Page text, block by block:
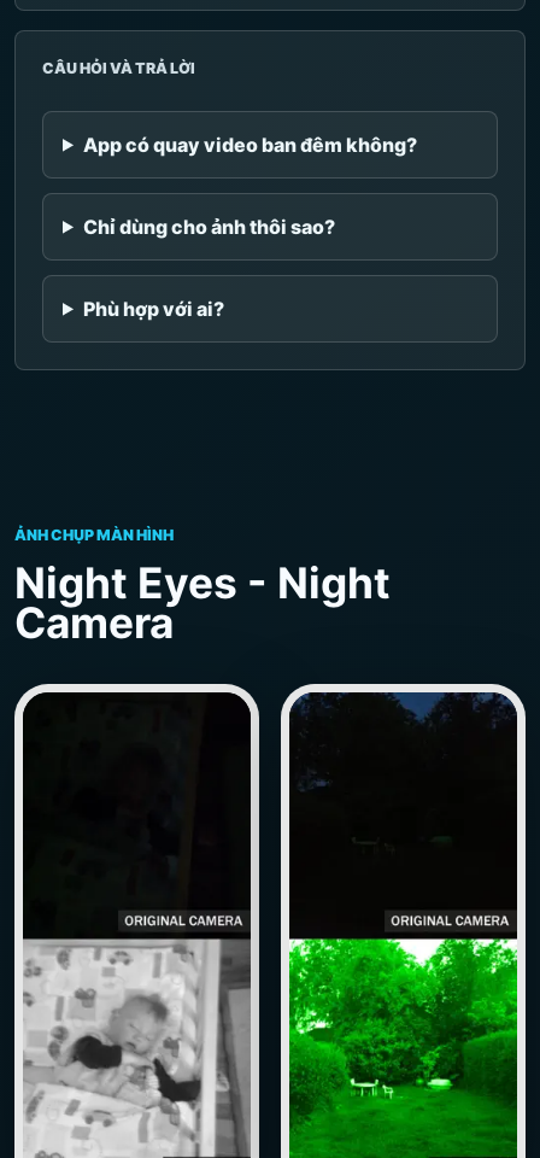
CÂU HỎI VÀ TRẢ LỜI
App có quay video ban đêm không?
Chỉ dùng cho ảnh thôi sao?
Phù hợp với ai?
ẢNH CHỤP MÀN HÌNH
Night Eyes - Night
Camera